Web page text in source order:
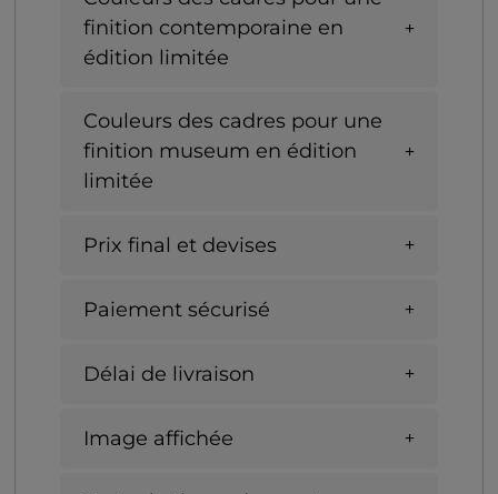
finition contemporaine en
édition limitée
Couleurs des cadres pour une
finition museum en édition
limitée
Prix final et devises
Paiement sécurisé
Délai de livraison
Image affichée